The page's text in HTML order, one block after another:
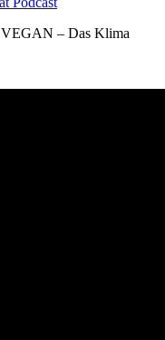
VEGAN – Das Klima